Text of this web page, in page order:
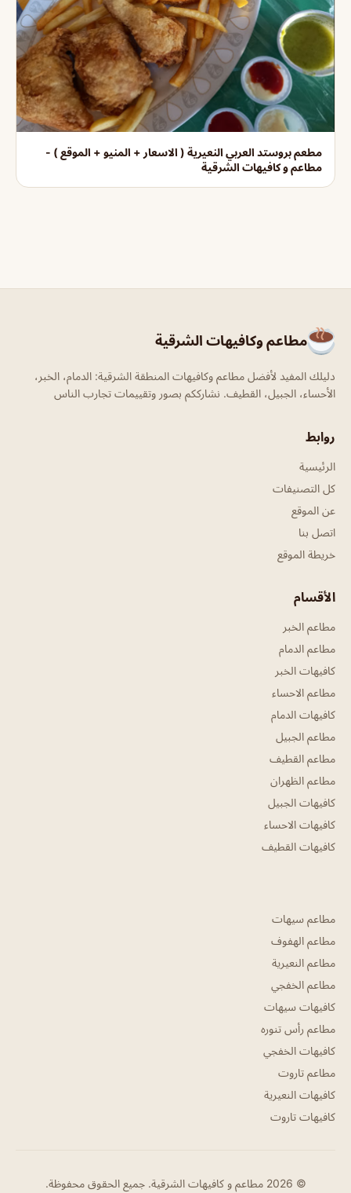
مطعم بروستد العربي النعيرية ( الاسعار + المنيو + الموقع ) -
مطاعم و كافيهات الشرقية
مطاعم وكافيهات الشرقية
دليلك المفيد لأفضل مطاعم وكافيهات المنطقة الشرقية: الدمام، الخبر،
الأحساء، الجبيل، القطيف. نشارككم بصور وتقييمات تجارب الناس
روابط
الرئيسية
كل التصنيفات
عن الموقع
اتصل بنا
خريطة الموقع
الأقسام
مطاعم الخبر
مطاعم الدمام
كافيهات الخبر
مطاعم الاحساء
كافيهات الدمام
مطاعم الجبيل
مطاعم القطيف
مطاعم الظهران
كافيهات الجبيل
كافيهات الاحساء
كافيهات القطيف
مطاعم سيهات
مطاعم الهفوف
مطاعم النعيرية
مطاعم الخفجي
كافيهات سيهات
مطاعم رأس تنوره
كافيهات الخفجي
مطاعم تاروت
كافيهات النعيرية
كافيهات تاروت
© 2026 مطاعم و كافيهات الشرقية. جميع الحقوق محفوظة.